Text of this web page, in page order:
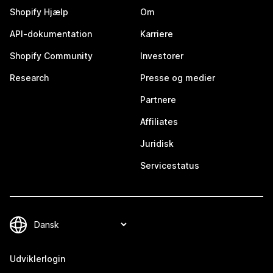
Shopify Hjælp
API-dokumentation
Shopify Community
Research
Om
Karriere
Investorer
Presse og medier
Partnere
Affiliates
Juridisk
Servicestatus
Udviklerlogin